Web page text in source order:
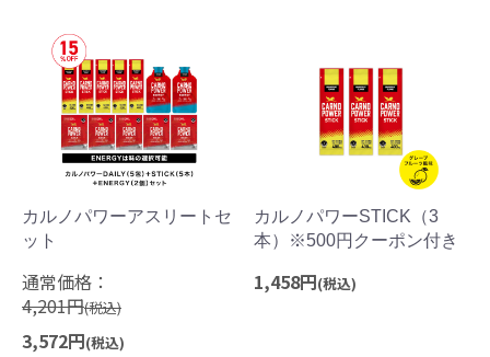
カルノパワーアスリートセ
ット
通常価格：
4,201円(税込)
3,572円(税込)
カルノパワーSTICK（3
本）※500円クーポン付き
1,458円(税込)